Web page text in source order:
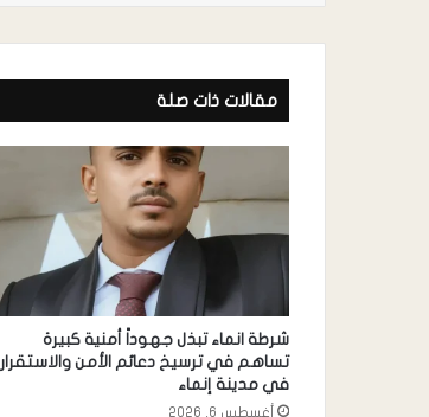
مقالات ذات صلة
شرطة انماء تبذل جهوداً أمنية كبيرة
تساهم في ترسيخ دعائم الأمن والاستقرار
في مدينة إنماء
أغسطس 6, 2026